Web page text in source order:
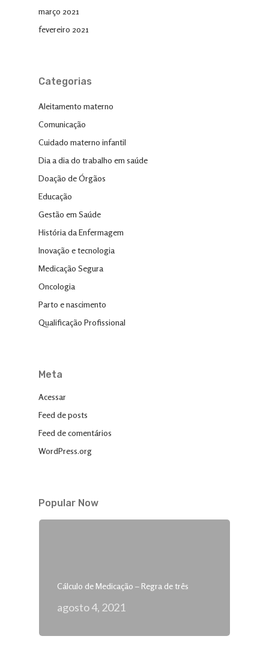
março 2021
fevereiro 2021
Categorias
Aleitamento materno
Comunicação
Cuidado materno infantil
Dia a dia do trabalho em saúde
Doação de Órgãos
Educação
Gestão em Saúde
História da Enfermagem
Inovação e tecnologia
Medicação Segura
Oncologia
Parto e nascimento
Qualificação Profissional
Meta
Acessar
Feed de posts
Feed de comentários
WordPress.org
Popular Now
Cálculo de Medicação – Regra de três
agosto 4, 2021